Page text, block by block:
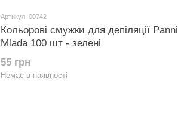
Артикул: 00742
Кольорові смужки для депіляції Panni
Mlada 100 шт - зелені
55 грн
Немає в наявності